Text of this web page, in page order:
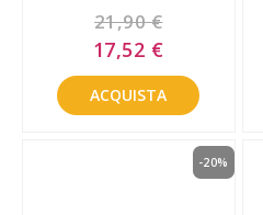
21,90 €
Special
Price
17,52 €
ACQUISTA
-20%